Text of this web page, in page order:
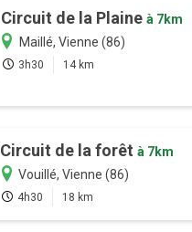
Circuit de la Plaine à 7km
Maillé, Vienne (86)
3h30 14 km
Circuit de la forêtà 7km
Vouillé, Vienne (86)
4h30 18 km